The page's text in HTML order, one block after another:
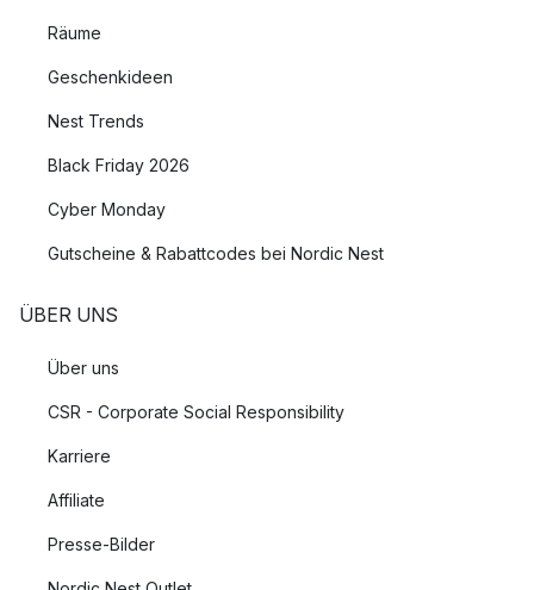
Räume
Geschenkideen
Nest Trends
Black Friday 2026
Cyber Monday
Gutscheine & Rabattcodes bei Nordic Nest
ÜBER UNS
Über uns
CSR - Corporate Social Responsibility
Karriere
Affiliate
Presse-Bilder